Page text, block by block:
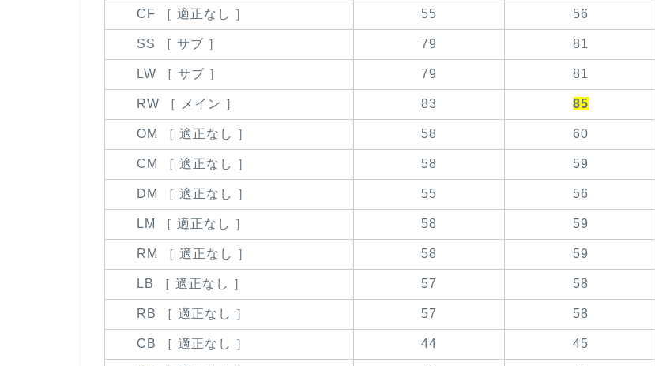
CF ［ 適正なし ］ 55 56
SS ［ サブ ］ 79 81
LW ［ サブ ］ 79 81
RW ［ メイン ］ 83 85
OM ［ 適正なし ］ 58 60
CM ［ 適正なし ］ 58 59
DM ［ 適正なし ］ 55 56
LM ［ 適正なし ］ 58 59
RM ［ 適正なし ］ 58 59
LB ［ 適正なし ］ 57 58
RB ［ 適正なし ］ 57 58
CB ［ 適正なし ］ 44 45